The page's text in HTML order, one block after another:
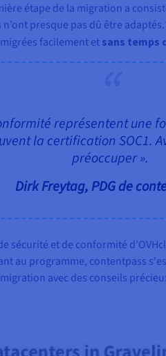
étape de la migration a
presque pas dû être
facilement et sans temps
représentent une
la certification SOC1.
préoccuper ».
Dirk Freytag, PDG de
sécurité et de conformité
au programme, contentpass
avec des conseils